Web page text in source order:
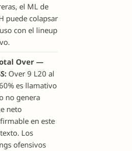
el ML de
puede colapsar
con el lineup
Over —
Over 9 L20 al
es llamativo
no genera
neto
en este
Los
ofensivos